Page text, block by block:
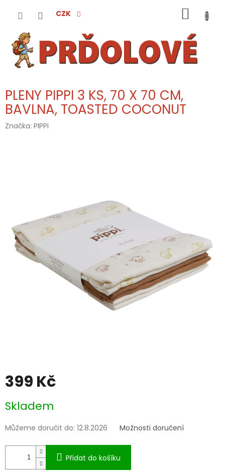
CZK
KOŠÍK
PLENY PIPPI 3 KS, 70 X 70 CM,
BAVLNA, TOASTED COCONUT
Značka: PIPPI
399 Kč
cena:
Skladem
Můžeme doručit do: 12.8.2026 Možnosti doručení
Přidat do košíku